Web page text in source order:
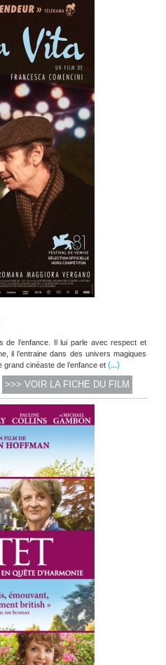
de l’enfance. Il lui parle avec respect et
il l’entraine dans des univers magiques
grand cinéaste de l’enfance et (...)
>>> VOIR LA FICHE DU FILM